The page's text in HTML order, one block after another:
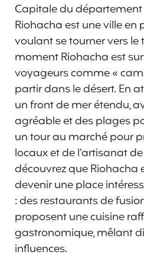
Capitale du département
Riohacha est une ville
voulant se tourner vers le
moment Riohacha est
voyageurs comme «
partir dans le désert. En
un front de mer étendu,
agréable et des plages
un tour au marché pour
locaux et de l’artisanat
découvrez que Riohacha
devenir une place
: des restaurants de
proposent une cuisine
gastronomique, mêlant
influences.